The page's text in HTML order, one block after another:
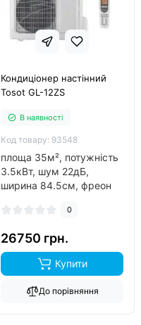
Кондиціонер настінний
Tosot GL-12ZS
В наявності
Код товару: 93548
площа 35м², потужність
3.5кВт, шум 22дБ,
ширина 84.5см, фреон
інвертор так, обігрів до
0
26750 грн.
Купити
До порівняння